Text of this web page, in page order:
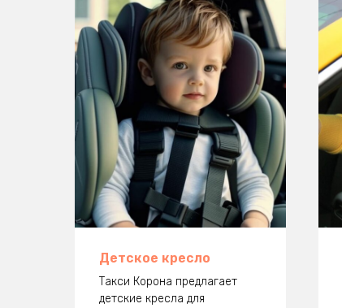
Детское кресло
Такси Корона предлагает
детские кресла для